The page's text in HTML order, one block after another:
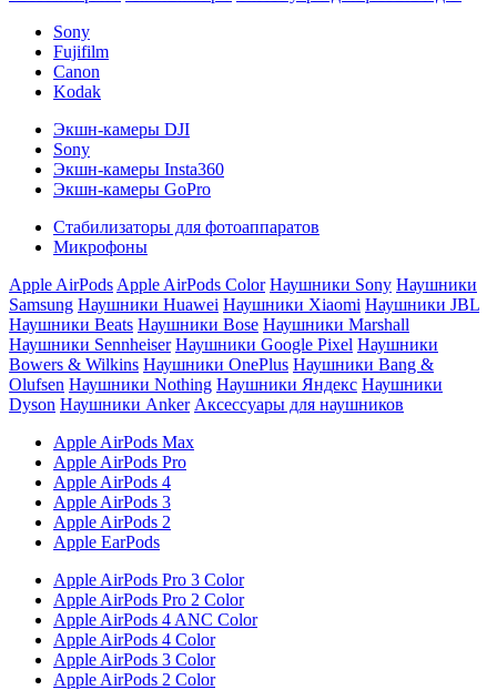
Sony
Fujifilm
Canon
Kodak
Экшн-камеры DJI
Sony
Экшн-камеры Insta360
Экшн-камеры GoPro
Стабилизаторы для фотоаппаратов
Микрофоны
Apple AirPods Apple AirPods Color Наушники Sony Наушники
Samsung Наушники Huawei Наушники Xiaomi Наушники JBL
Наушники Beats Наушники Bose Наушники Marshall
Наушники Sennheiser Наушники Google Pixel Наушники
Bowers & Wilkins Наушники OnePlus Наушники Bang &
Olufsen Наушники Nothing Наушники Яндекс Наушники
Dyson Наушники Anker Аксессуары для наушников
Apple AirPods Max
Apple AirPods Pro
Apple AirPods 4
Apple AirPods 3
Apple AirPods 2
Apple EarPods
Apple AirPods Pro 3 Color
Apple AirPods Pro 2 Color
Apple AirPods 4 ANC Color
Apple AirPods 4 Color
Apple AirPods 3 Color
Apple AirPods 2 Color